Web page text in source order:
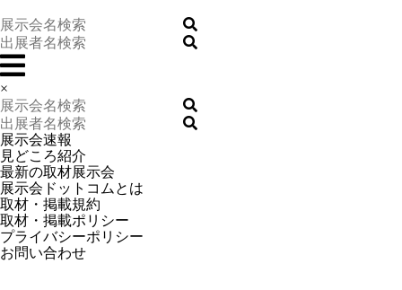
×
展示会速報
見どころ紹介
最新の取材展示会
展示会ドットコムとは
取材・掲載規約
取材・掲載ポリシー
プライバシーポリシー
お問い合わせ